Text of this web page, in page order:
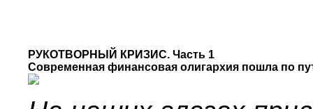
РУКОТВОРНЫЙ КРИЗИС. Часть 1
Современная финансовая олигархия пошла по